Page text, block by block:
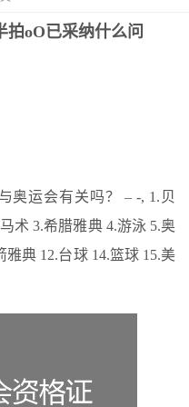
拍oO已采纳什么问
奥运会有关吗？ – -, 1.贝
术 3.希腊雅典 4.游泳 5.奥
典 12.台球 14.篮球 15.美